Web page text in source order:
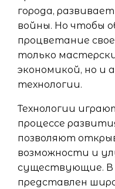
города,
войны. Но чтобы
процветание
только
экономикой, но и
технологии.
Технологии
процессе
позволяют
возможности и
существующие. В
представлен